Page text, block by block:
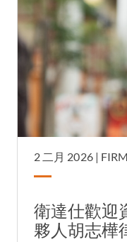
2 二月 2026 |
衛達仕歡迎
夥人胡志樺